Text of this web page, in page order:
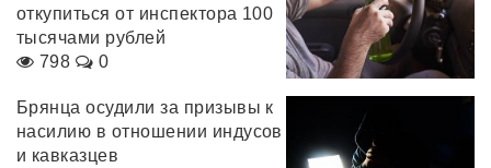
откупиться от инспектора 100
тысячами рублей
798
0
Брянца осудили за призывы к
насилию в отношении индусов
и кавказцев